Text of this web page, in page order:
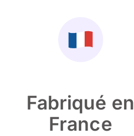
Fabriqué en
France